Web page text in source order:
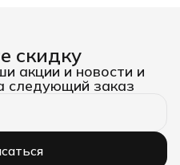
скидку
акции и новости и
следующий заказ